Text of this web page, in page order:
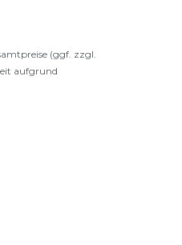
(ggf. zzgl.
aufgrund